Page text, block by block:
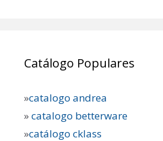
Catálogo Populares
»catalogo andrea
»catalogo betterware
»catálogo cklass